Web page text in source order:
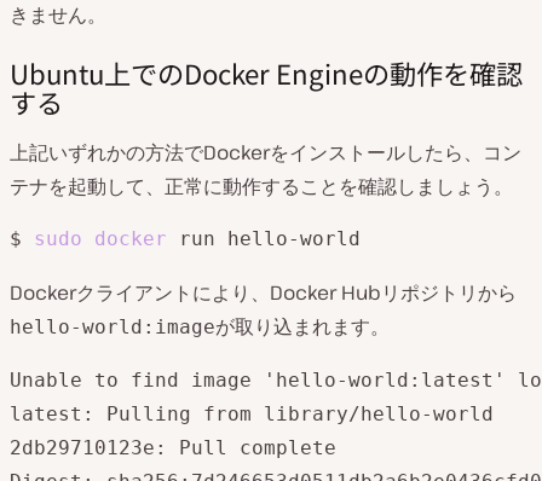
きません。
Ubuntu上でのDocker Engineの動作を確認
する
上記いずれかの方法でDockerをインストールしたら、コン
テナを起動して、正常に動作することを確認しましょう。
$ sudo docker
Dockerクライアントにより、Docker Hubリポジトリから
hello-world:imageが取り込まれます。
Unable to find image 'hello-world:latest'
latest: Pulling from library/hello-world
2db29710123e: Pull complete